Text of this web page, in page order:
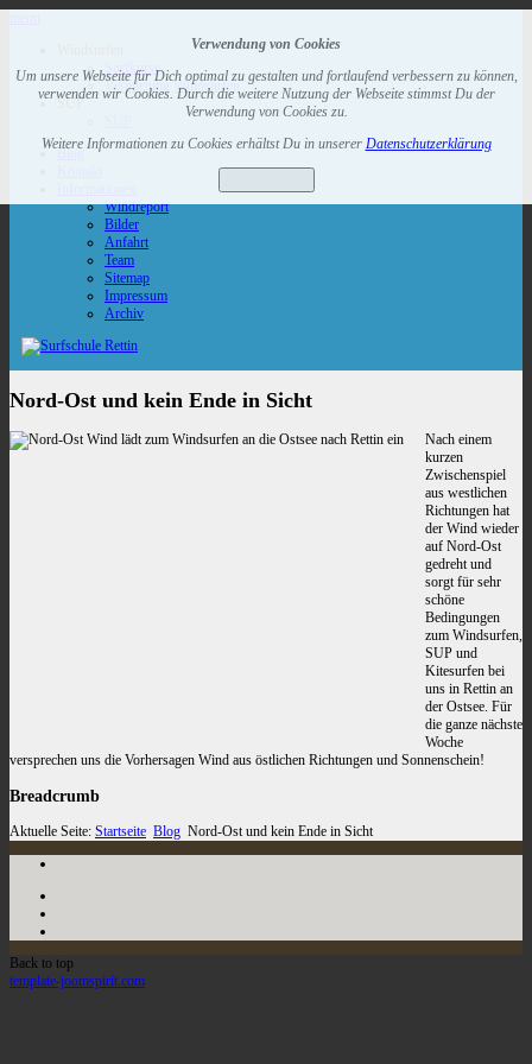
Verwendung von Cookies
Um unsere Webseite für Dich optimal zu gestalten und fortlaufend verbessern zu können,
verwenden wir Cookies. Durch die weitere Nutzung der Webseite stimmst Du der
Verwendung von Cookies zu.
Weitere Informationen zu Cookies erhältst Du in unserer Datenschutzerklärung
Surfkurse
Vermietung Windsurfen
SUP
Blog
Windreport
Bilder
Anfahrt
Team
Sitemap
Impressum
Archiv
Nord-Ost und kein Ende in Sicht
Nach einem
kurzen
Zwischenspiel
aus westlichen
Richtungen hat
der Wind wieder
auf Nord-Ost
gedreht und
sorgt für sehr
schöne
Bedingungen
zum Windsurfen,
SUP und
Kitesurfen bei
uns in Rettin an
der Ostsee. Für
die ganze nächste
Woche
versprechen uns die Vorhersagen Wind aus östlichen Richtungen und Sonnenschein!
Breadcrumb
Aktuelle Seite: Startseite Blog Nord-Ost und kein Ende in Sicht
Back to top
template-joomspirit.com